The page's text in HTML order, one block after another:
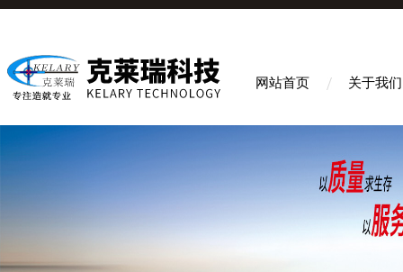
网站首页 关于我们